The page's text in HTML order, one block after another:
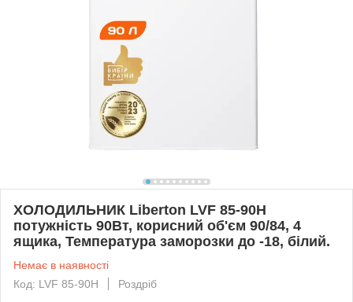
ХОЛОДИЛЬНИК Liberton LVF 85-90H
потужність 90Вт, корисний об'єм 90/84, 4
ящика, Температура заморозки до -18, білий.
Немає в наявності
Код: LVF 85-90H
Роздріб